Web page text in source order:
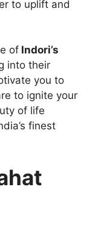
to uplift and
of Indori’s
into their
you to
to ignite your
of life
finest